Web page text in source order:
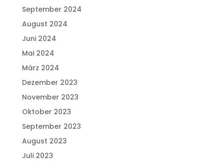
September 2024
August 2024
Juni 2024
Mai 2024
März 2024
Dezember 2023
November 2023
Oktober 2023
September 2023
August 2023
Juli 2023